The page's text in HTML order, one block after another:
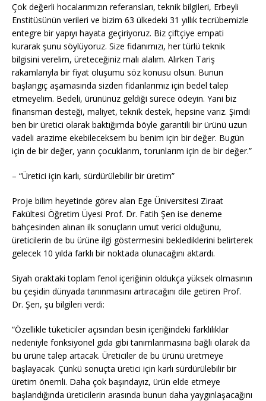
Çok değerli hocalarımızın referansları, teknik bilgileri, Erbeyli
Enstitüsünün verileri ve bizim 63 ülkedeki 31 yıllık tecrübemizle
entegre bir yapıyı hayata geçiriyoruz. Biz çiftçiye empati
kurarak şunu söylüyoruz. Size fidanımızı, her türlü teknik
bilgisini verelim, üreteceğiniz malı alalım. Alırken Tariş
rakamlarıyla bir fiyat oluşumu söz konusu olsun. Bunun
başlangıç aşamasında sizden fidanlarımız için bedel talep
etmeyelim. Bedeli, ürününüz geldiği sürece ödeyin. Yani biz
finansman desteği, maliyet, teknik destek, hepsine varız. Şimdi
ben bir üretici olarak baktığımda böyle garantili bir ürünü uzun
vadeli arazime ekebileceksem bu benim için bir değer. Bugün
için de bir değer, yarın çocuklarım, torunlarım için de bir değer.”
– “Üretici için karlı, sürdürülebilir bir üretim”
Proje bilim heyetinde görev alan Ege Üniversitesi Ziraat
Fakültesi Öğretim Üyesi Prof. Dr. Fatih Şen ise deneme
bahçesinden alınan ilk sonuçların umut verici olduğunu,
üreticilerin de bu ürüne ilgi göstermesini beklediklerini belirterek
gelecek 10 yılda farklı bir noktada olunacağını aktardı.
Siyah oraktaki toplam fenol içeriğinin oldukça yüksek olmasının
bu çeşidin dünyada tanınmasını artıracağını dile getiren Prof.
Dr. Şen, şu bilgileri verdi:
“Özellikle tüketiciler açısından besin içeriğindeki farklılıklar
nedeniyle fonksiyonel gıda gibi tanımlanmasına bağlı olarak da
bu ürüne talep artacak. Üreticiler de bu ürünü üretmeye
başlayacak. Çünkü sonuçta üretici için karlı sürdürülebilir bir
üretim önemli. Daha çok başındayız, ürün elde etmeye
başlandığında üreticilerin arasında bunun daha yaygınlaşacağını